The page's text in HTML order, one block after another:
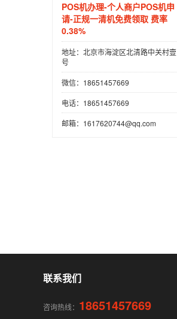
POS机办理-个人商户POS机申
请-正规一清机免费领取 费率
0.38%
地址：北京市海淀区北清路中关村壹
号
微信：18651457669
电话：18651457669
邮箱：1617620744@qq.com
联系我们
咨询热线： 18651457669